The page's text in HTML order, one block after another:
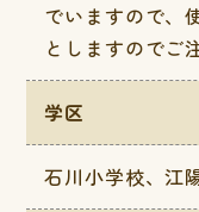
でいますので、
としますのでご
学区
石川小学校、江